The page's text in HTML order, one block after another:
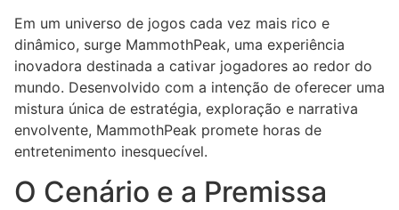
Em um universo de jogos cada vez mais rico e
dinâmico, surge MammothPeak, uma experiência
inovadora destinada a cativar jogadores ao redor do
mundo. Desenvolvido com a intenção de oferecer uma
mistura única de estratégia, exploração e narrativa
envolvente, MammothPeak promete horas de
entretenimento inesquecível.
O Cenário e a Premissa